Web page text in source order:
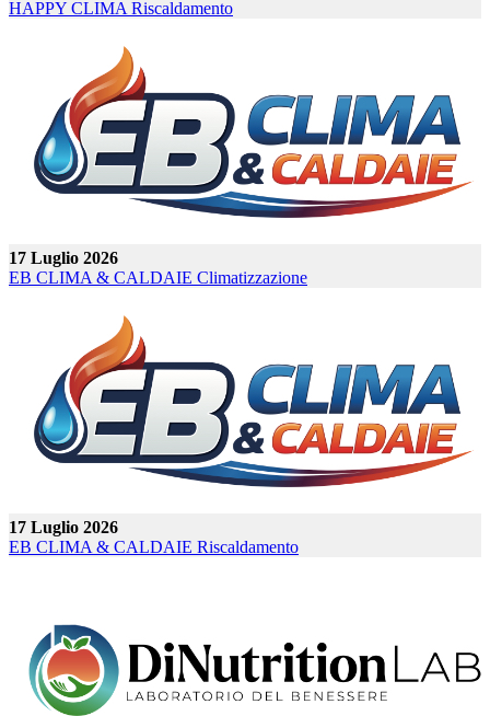
HAPPY CLIMA Riscaldamento
17 Luglio 2026
EB CLIMA & CALDAIE Climatizzazione
17 Luglio 2026
EB CLIMA & CALDAIE Riscaldamento